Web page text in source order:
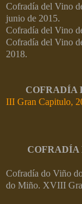
Cofradía del Vino
junio de 2015.
Cofradía del Vino
Cofradía del Vino
2018.
COFRADÍA
III Gran Capitulo,
COFRADÍA
Cofradía do Viño
do Miño. XVIII